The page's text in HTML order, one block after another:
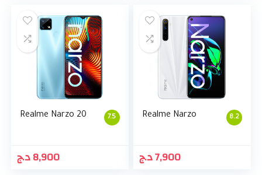
7.5
Realme Narzo 20
8,900د.ج
8.2
Realme Narzo
7,900د.ج